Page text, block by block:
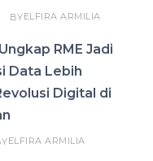
BYELFIRA ARMILIA
RME Jadi
Data Lebih
Digital di
ELFIRA ARMILIA